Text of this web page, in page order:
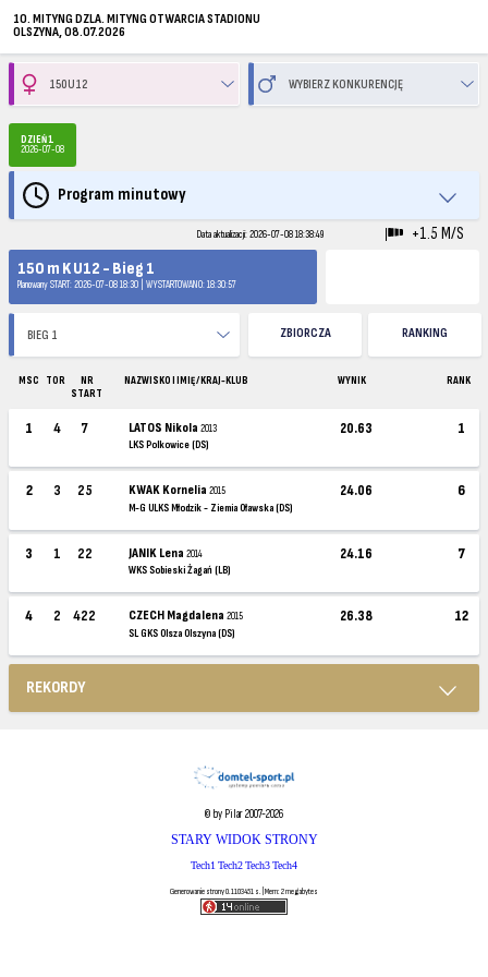
10. MITYNG DZLA. MITYNG OTWARCIA STADIONU
OLSZYNA, 08.07.2026
DZIEŃ 1
2026-07-08
Program minutowy
Data aktualizacji: 2026-07-08 18:38:49
+1.5 M/S
150 m K U12 - Bieg 1
Planowany START: 2026-07-08 18:30 | WYSTARTOWANO: 18:30:57
ZBIORCZA RANKING
MSC TOR
NR
START
NAZWISKO I IMIĘ / KRAJ-KLUB WYNIK RANK
1 4 7 LATOS Nikola2013
LKS Polkowice (DS)
20.63 1
2 3 25 KWAK Kornelia2015
M-G ULKS Młodzik - Ziemia Oławska (DS)
24.06 6
3 1 22 JANIK Lena2014
WKS Sobieski Żagań (LB)
24.16 7
4 2 422 CZECH Magdalena2015
SL GKS Olsza Olszyna (DS)
26.38 12
REKORDY
© by Pilar 2007-2026
STARY WIDOK STRONY
Tech1 Tech2Tech3Tech4
Generowanie strony 0.1103451 s. | Mem: 2 megabytes